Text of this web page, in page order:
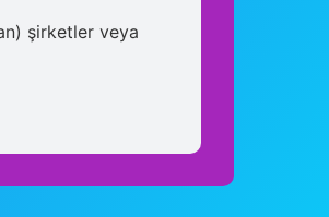
şirketler veya